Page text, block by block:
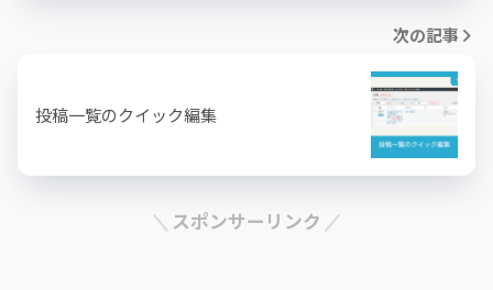
次の記事
投稿一覧のクイック編集
スポンサーリンク